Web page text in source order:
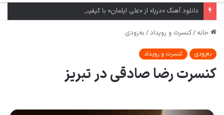
دانلود آهنگ «دریا» از «علی ایلمان» با کیفیت ۳۲۰ و متن ترانه
خانه /کنسرت و رویداد/ به‌زودی
به‌زودی کنسرت و رویداد
کنسرت رضا صادقی در تبریز